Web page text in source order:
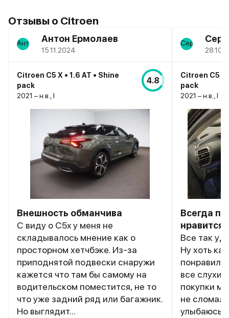
Отзывы о Citroen
Антон Ермолаев
15.11.2024
Citroen C5 X • 1.6 AT • Shine
pack
2021 – н.в., I
4.8
Внешность обманчива
С виду о C5x у меня не
складывалось мнение как о
просторном хетчбэке. Из-за
приподнятой подвески снаружи
кажется что там бы самому на
водительском поместится, не то
что уже задний ряд или багажник.
Но выглядит...
Citroen C5 X
pack
2021 – н.в., I
Всегда
нравится
Все так
Ну хоть
все слухи
покупки
не
улыбаюсь